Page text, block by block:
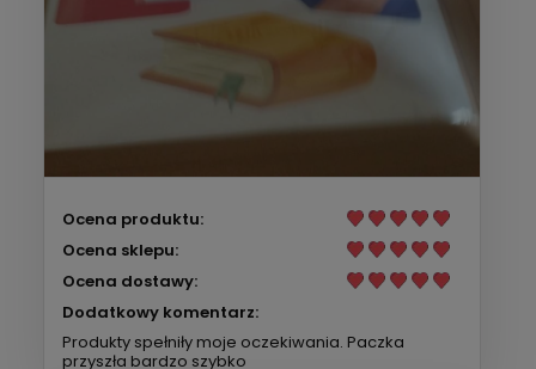
Ocena produktu:
Ocena sklepu:
Ocena dostawy:
Dodatkowy komentarz:
Produkty spełniły moje oczekiwania. Paczka
przyszła bardzo szybko